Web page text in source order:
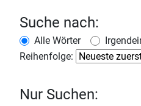
Suche nach:
Alle Wörter
Reihenfolge:
Nur Suchen: